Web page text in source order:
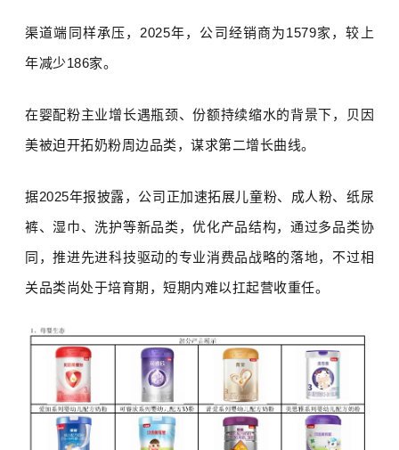
渠道端同样承压， 2025年，公司经销商为1579家，较上
年减少186家。
在婴配粉主业增长遇瓶颈、份额持续缩水的背景下，贝因
美被迫开拓奶粉周边品类，谋求第二增长曲线。
据2025年报披露，公司正加速拓展儿童粉、成人粉、纸尿
裤、湿巾、洗护等新品类，优化产品结构，通过多品类协
同，推进先进科技驱动的专业消费品战略的落地，不过相
关品类尚处于培育期，短期内难以扛起营收重任。